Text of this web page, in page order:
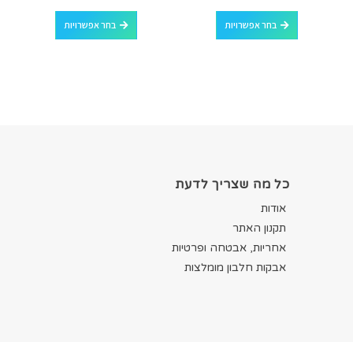
בחר אפשרויות
למוצר זה יש מספר סוגים. ניתן לבחור את האפשרויות בעמוד המוצר
בחר אפשרויות
למוצר זה יש מספר סוגים. ניתן לבחור את האפשרויות בעמוד המוצר
כל מה שצריך לדעת
אודות
תקנון האתר
אחריות, אבטחה ופרטיות
אבקות חלבון מומלצות